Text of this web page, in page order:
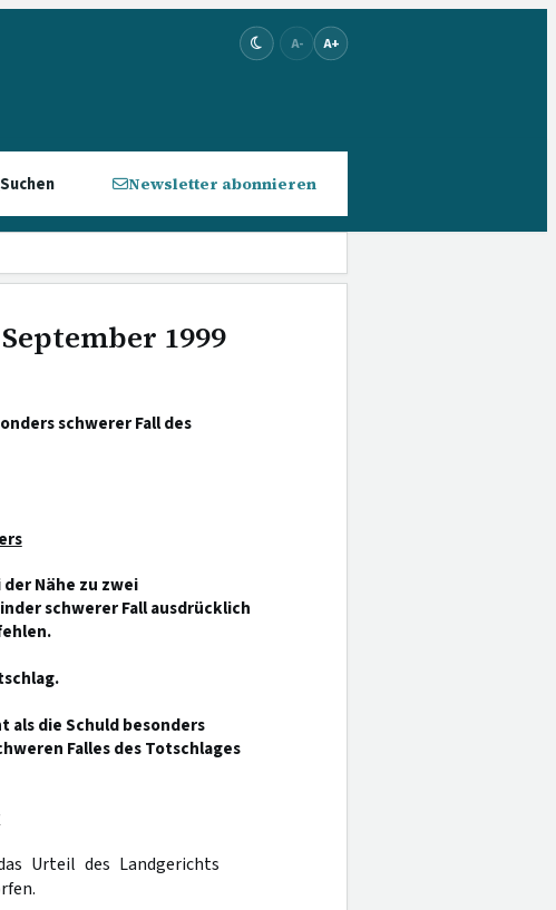
A- A+
Suchen Newsletter abonnieren
1999
schwerer Fall des
Nähe zu zwei
schwerer Fall ausdrücklich
als die Schuld besonders
Falles des Totschlages
Urteil des Landgerichts